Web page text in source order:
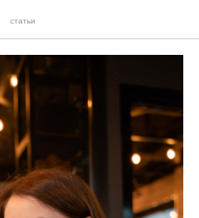
статьи